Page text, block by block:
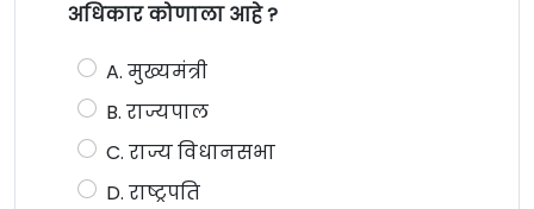
अधिकार कोणाला आहे ?
A. मुख्यमंत्री
B. राज्यपाल
C. राज्य विधानसभा
D. राष्ट्रपति